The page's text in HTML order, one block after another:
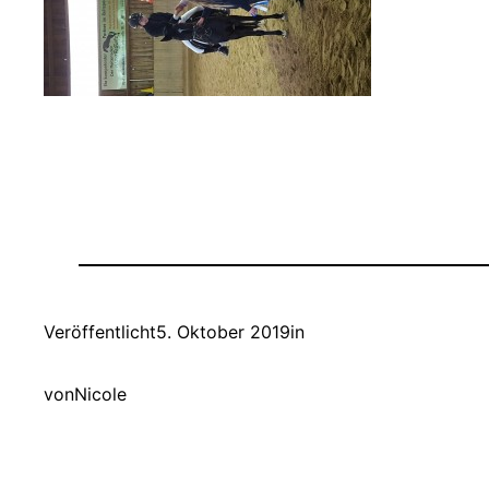
Veröffentlicht5. Oktober 2019in
vonNicole